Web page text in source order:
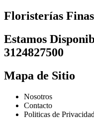
Floristerías
Estamos
3124827500
Mapa de Sitio
Nosotros
Contacto
Politicas de Privacidad